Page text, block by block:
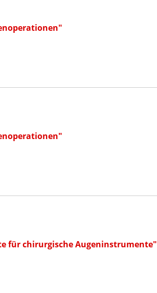
für chirurgische Augeninstrumente"